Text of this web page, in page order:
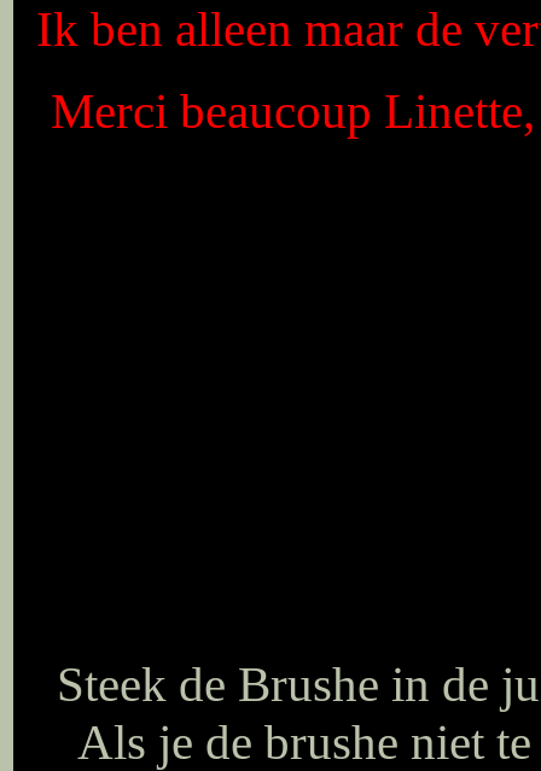
Ik ben alleen maar de
Merci beaucoup
Steek de Brushe in de
Als je de brushe niet